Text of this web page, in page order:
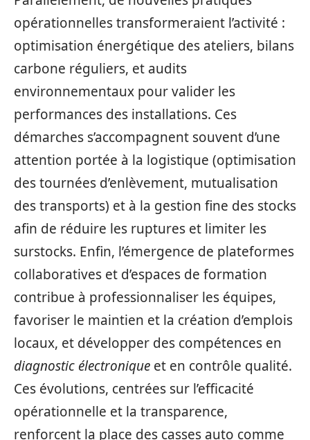
opérationnelles transformeraient l’activité :
optimisation énergétique des ateliers, bilans
carbone réguliers, et audits
environnementaux pour valider les
performances des installations. Ces
démarches s’accompagnent souvent d’une
attention portée à la logistique (optimisation
des tournées d’enlèvement, mutualisation
des transports) et à la gestion fine des stocks
afin de réduire les ruptures et limiter les
surstocks. Enfin, l’émergence de plateformes
collaboratives et d’espaces de formation
contribue à professionnaliser les équipes,
favoriser le maintien et la création d’emplois
locaux, et développer des compétences en
diagnostic électronique et en contrôle qualité.
Ces évolutions, centrées sur l’efficacité
opérationnelle et la transparence,
renforcent la place des casses auto comme